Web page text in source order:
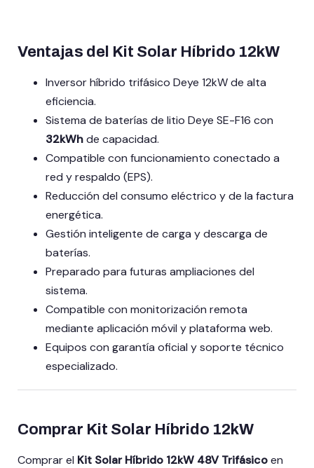
Ventajas del Kit Solar Híbrido 12kW
Inversor híbrido trifásico Deye 12kW de alta
eficiencia.
Sistema de baterías de litio Deye SE-F16 con
32kWhde capacidad.
Compatible con funcionamiento conectado a
red y respaldo (EPS).
Reducción del consumo eléctrico y de la factura
energética.
Gestión inteligente de carga y descarga de
baterías.
Preparado para futuras ampliaciones del
sistema.
Compatible con monitorización remota
mediante aplicación móvil y plataforma web.
Equipos con garantía oficial y soporte técnico
especializado.
Comprar Kit Solar Híbrido 12kW
Comprar el Kit Solar Híbrido 12kW 48V Trifásicoen